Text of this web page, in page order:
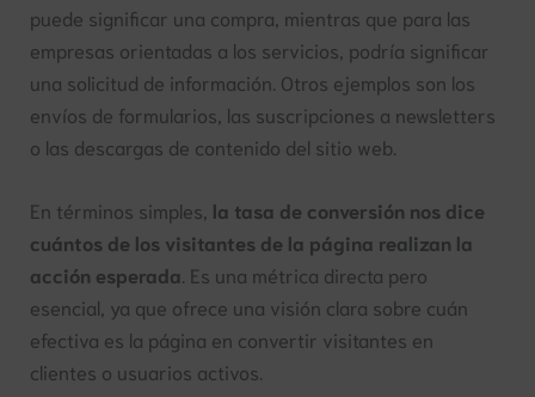
puede significar una compra, mientras que para las
empresas orientadas a los servicios, podría significar
una solicitud de información. Otros ejemplos son los
envíos de formularios, las suscripciones a newsletters
o las descargas de contenido del sitio web.
En términos simples, la tasa de conversión nos dice
cuántos de los visitantes de la página realizan la
acción esperada . Es una métrica directa pero
esencial, ya que ofrece una visión clara sobre cuán
efectiva es la página en convertir visitantes en
clientes o usuarios activos.